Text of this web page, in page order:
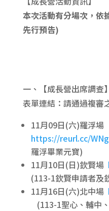
本次活動有分場次，依
先行預告)
一、【成長營出席調查】
表單連結：請通過複審
11月09日(六)羅浮場
https://reurl.cc/
羅浮畢業元寶)
11月10日(日)欽賢場
(113-1欽賢申請者及
11月16日(六)北中場
(113-1聖心、輔中